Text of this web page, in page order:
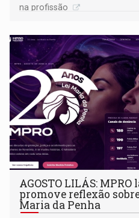
na profissão
AGOSTO LILÁS:
promove reflexão
Maria da Penha